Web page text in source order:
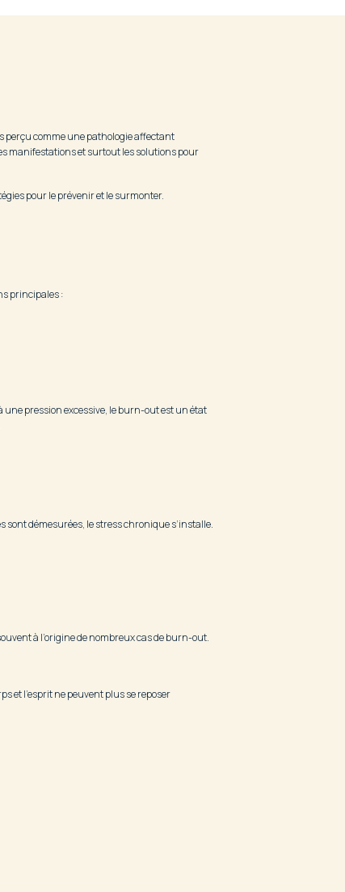
perçu comme une pathologie affectant
manifestations et surtout les solutions pour
pour le prévenir et le surmonter.
principales :
pression excessive, le burn-out est un état
démesurées, le stress chronique s’installe.
à l’origine de nombreux cas de burn-out.
et l’esprit ne peuvent plus se reposer